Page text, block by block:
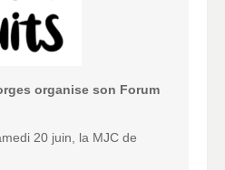
organise son Forum
20 juin, la MJC de